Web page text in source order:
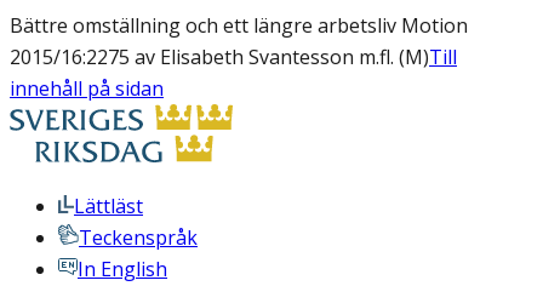
Bättre omställning och ett längre arbetsliv Motion
2015/16:2275 av Elisabeth Svantesson m.fl. (M)Till
innehåll på sidan
Lättläst
Teckenspråk
In English